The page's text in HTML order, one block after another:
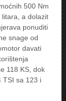
500 Nm
a dolazit
ponuditi
snage od
davati
118 KS, dok
TSI sa 123 i